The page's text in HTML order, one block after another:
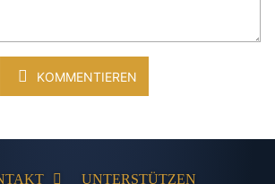
KOMMENTIEREN
UNTERSTÜTZEN